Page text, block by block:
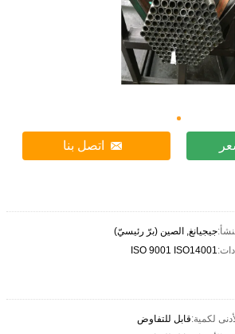
اتصل بنا
جيجيانغ, الصين (برّ رئيسيّ)
ISO 9001 ISO14001
لكمية:قابل للتفاوض